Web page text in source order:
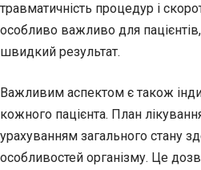
травматичність процедур і
особливо важливо для
швидкий результат.
Важливим аспектом є також
кожного пацієнта. План
урахуванням загального стану
особливостей організму. Це